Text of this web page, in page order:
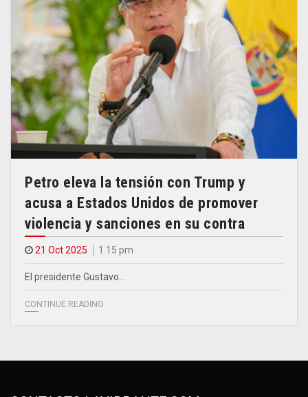
Petro eleva la tensión con Trump y
acusa a Estados Unidos de promover
violencia y sanciones en su contra
21 Oct 2025 1.15 pm
El presidente Gustavo…
CONTINUE READING